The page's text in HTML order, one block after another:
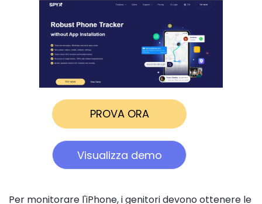
PROVA ORA
Visualizza demo
Per monitorare l'iPhone, i genitori devono ottenere le